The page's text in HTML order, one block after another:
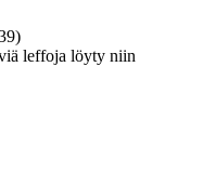
leffoja löyty niin